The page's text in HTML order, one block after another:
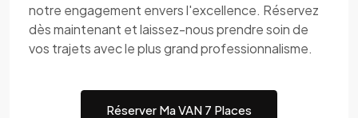
notre engagement envers l'excellence. Réservez
dès maintenant et laissez-nous prendre soin de
vos trajets avec le plus grand professionnalisme.
Réserver Ma VAN 7 Places